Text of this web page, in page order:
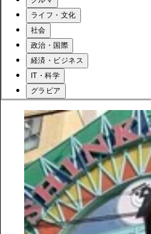
ライフ・文化
社会
政治・国際
経済・ビジネス
IT・科学
グラビア